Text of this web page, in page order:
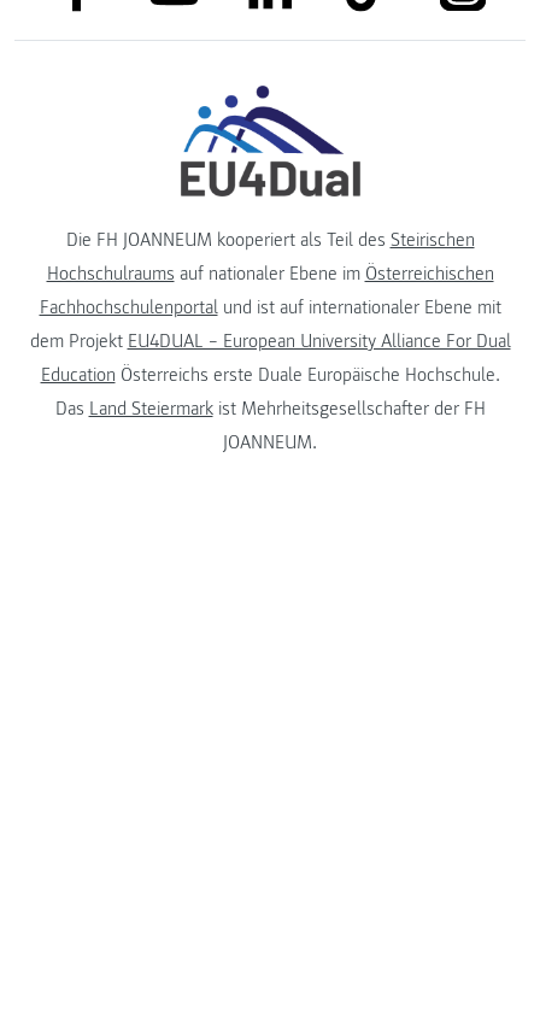
Die FH JOANNEUM kooperiert als Teil des Steirischen
Hochschulraums auf nationaler Ebene im Österreichischen
Fachhochschulenportalund ist auf internationaler Ebene mit
dem Projekt EU4DUAL – European University Alliance For Dual
Education Österreichs erste Duale Europäische Hochschule.
Das Land Steiermarkist Mehrheitsgesellschafter der FH
JOANNEUM.